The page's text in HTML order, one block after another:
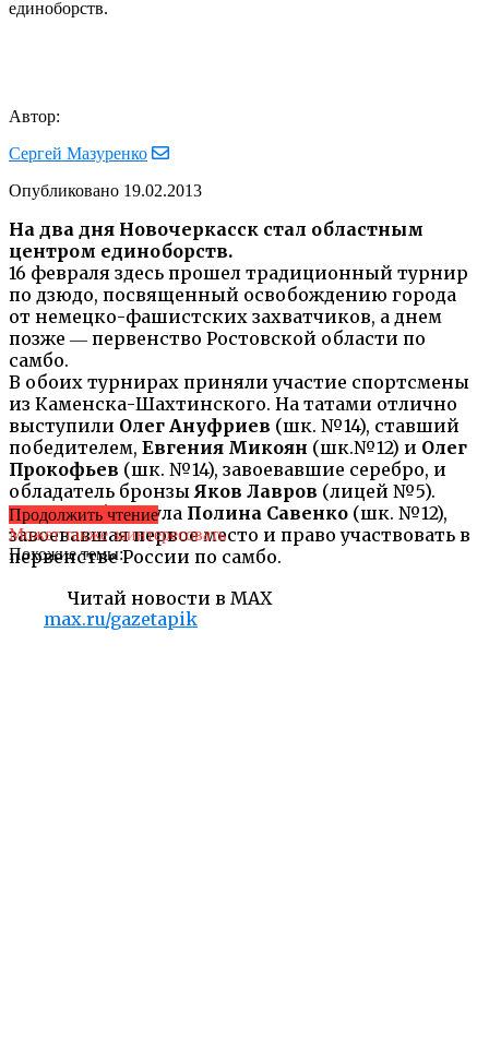
единоборств.
Автор:
Сергей Мазуренко
Опубликовано 19.02.2013
На два дня Новочеркасск стал областным
центром единоборств.
16 февраля здесь прошел традиционный турнир
по дзюдо, посвященный освобождению города
от немецко-фашистских захватчиков, а днем
позже ― первенство Ростовской области по
самбо.
В обоих турнирах приняли участие спортсмены
из Каменска-Шахтинского. На татами отлично
выступили Олег Ануфриев (шк. №14), ставший
победителем, Евгения Микоян (шк.№12) и Олег
Прокофьев (шк. №14), завоевавшие серебро, и
обладатель бронзы Яков Лавров (лицей №5).
На ковре блеснула Полина Савенко (шк. №12),
завоевавшая первое место и право участвовать в
первенстве России по самбо.
Читай новости в MAX
max.ru/gazetapik
Продолжить чтение
Может также заинтересовать
Похожие темы: